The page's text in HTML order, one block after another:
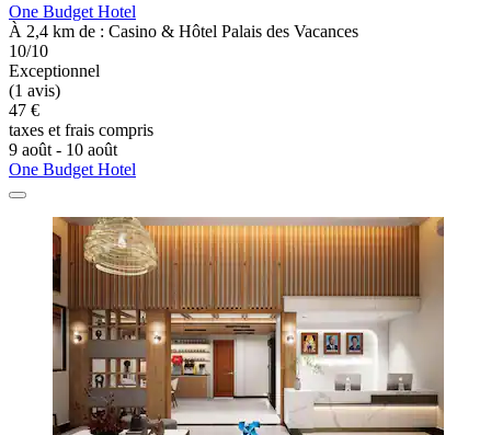
One Budget Hotel
À 2,4 km de : Casino & Hôtel Palais des Vacances
10/10
Exceptionnel
(1 avis)
47 €
taxes et frais compris
9 août - 10 août
One Budget Hotel